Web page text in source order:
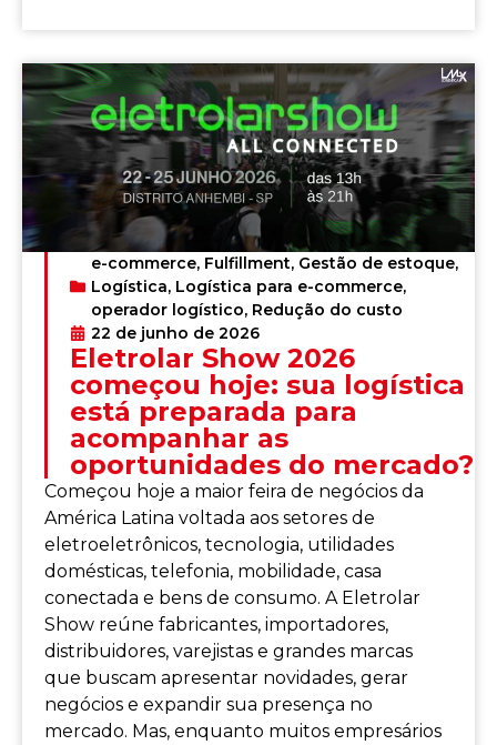
e-commerce, Fulfillment, Gestão de estoque,
Logística, Logística para e-commerce,
operador logístico, Redução do custo
22 de junho de 2026
Eletrolar Show 2026
começou hoje: sua logística
está preparada para
acompanhar as
oportunidades do mercado?
Começou hoje a maior feira de negócios da
América Latina voltada aos setores de
eletroeletrônicos, tecnologia, utilidades
domésticas, telefonia, mobilidade, casa
conectada e bens de consumo. A Eletrolar
Show reúne fabricantes, importadores,
distribuidores, varejistas e grandes marcas
que buscam apresentar novidades, gerar
negócios e expandir sua presença no
mercado. Mas, enquanto muitos empresários